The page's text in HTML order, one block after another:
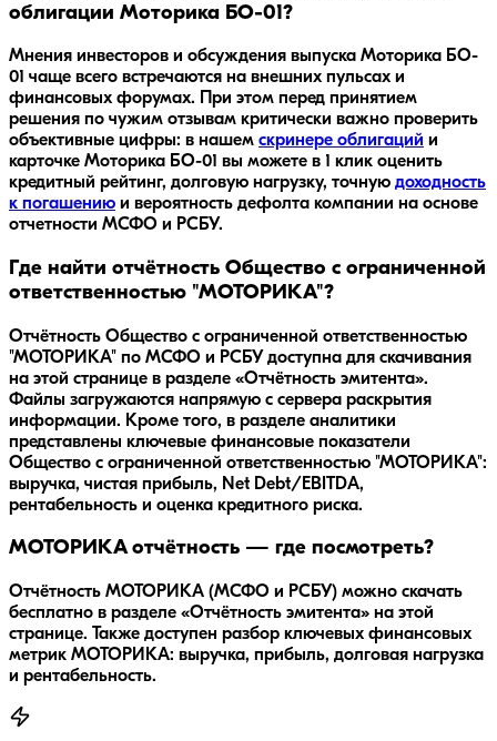
облигации Моторика БO-01?
Мнения инвесторов и обсуждения выпуска Моторика БO-
01 чаще всего встречаются на внешних пульсах и
финансовых форумах. При этом перед принятием
решения по чужим отзывам критически важно проверить
объективные цифры: в нашем скринере облигаций и
карточке Моторика БO-01 вы можете в 1 клик оценить
кредитный рейтинг, долговую нагрузку, точную доходность
к погашению и вероятность дефолта компании на основе
отчетности МСФО и РСБУ.
Где найти отчётность Общество с ограниченной
ответственностью "МОТОРИКА"?
Отчётность Общество с ограниченной ответственностью
"МОТОРИКА" по МСФО и РСБУ доступна для скачивания
на этой странице в разделе «Отчётность эмитента».
Файлы загружаются напрямую с сервера раскрытия
информации. Кроме того, в разделе аналитики
представлены ключевые финансовые показатели
Общество с ограниченной ответственностью "МОТОРИКА":
выручка, чистая прибыль, Net Debt/EBITDA,
рентабельность и оценка кредитного риска.
МОТОРИКА отчётность — где посмотреть?
Отчётность МОТОРИКА (МСФО и РСБУ) можно скачать
бесплатно в разделе «Отчётность эмитента» на этой
странице. Также доступен разбор ключевых финансовых
метрик МОТОРИКА: выручка, прибыль, долговая нагрузка
и рентабельность.